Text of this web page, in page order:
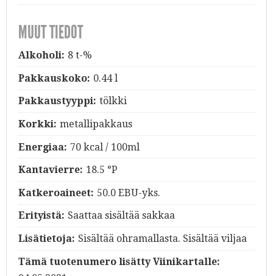
MUUT TIEDOT
Alkoholi: 8 t-%
Pakkauskoko: 0.44 l
Pakkaustyyppi: tölkki
Korkki: metallipakkaus
Energiaa: 70 kcal / 100ml
Kantavierre: 18.5 °P
Katkeroaineet: 50.0 EBU-yks.
Erityistä: Saattaa sisältää sakkaa
Lisätietoja: Sisältää ohramallasta. Sisältää viljaa
Tämä tuotenumero lisätty Viinikartalle: